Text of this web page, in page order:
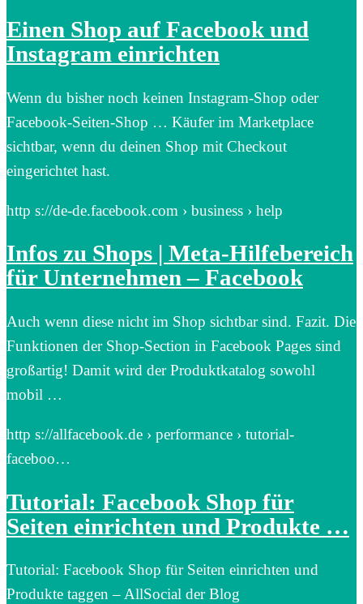
Einen Shop auf Facebook und
Instagram einrichten
Wenn du bisher noch keinen Instagram-Shop oder
Facebook-Seiten-Shop … Käufer im Marketplace
sichtbar, wenn du deinen Shop mit Checkout
eingerichtet hast.
http s://de-de.facebook.com › business › help
Infos zu Shops | Meta-Hilfebereich
für Unternehmen – Facebook
Auch wenn diese nicht im Shop sichtbar sind. Fazit. Die
Funktionen der Shop-Section in Facebook Pages sind
großartig! Damit wird der Produktkatalog sowohl
mobil …
http s://allfacebook.de › performance › tutorial-
faceboo…
Tutorial: Facebook Shop für
Seiten einrichten und Produkte …
Tutorial: Facebook Shop für Seiten einrichten und
Produkte taggen – AllSocial der Blog